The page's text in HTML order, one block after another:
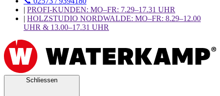
| PROFI-KUNDEN: MO–FR: 7.29–17.31 UHR
| HOLZSTUDIO NORDWALDE: MO–FR: 8.29–12.00
UHR & 13.00–17.31 UHR
Schliessen